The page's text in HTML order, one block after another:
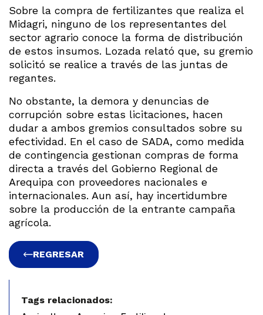
Sobre la compra de fertilizantes que realiza el
Midagri, ninguno de los representantes del
sector agrario conoce la forma de distribución
de estos insumos. Lozada relató que, su gremio
solicitó se realice a través de las juntas de
regantes.
No obstante, la demora y denuncias de
corrupción sobre estas licitaciones, hacen
dudar a ambos gremios consultados sobre su
efectividad. En el caso de SADA, como medida
de contingencia gestionan compras de forma
directa a través del Gobierno Regional de
Arequipa con proveedores nacionales e
internacionales. Aun así, hay incertidumbre
sobre la producción de la entrante campaña
agrícola.
REGRESAR
Tags relacionados: